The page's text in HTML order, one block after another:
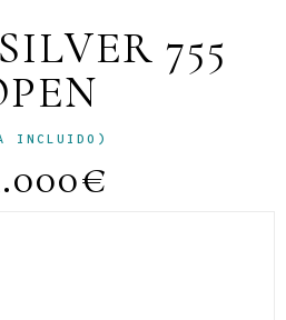
755
INCLUIDO)